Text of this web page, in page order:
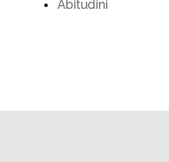
Abitudini